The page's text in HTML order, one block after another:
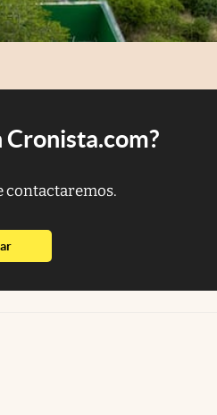
contactaremos.
abre en nueva pestaña